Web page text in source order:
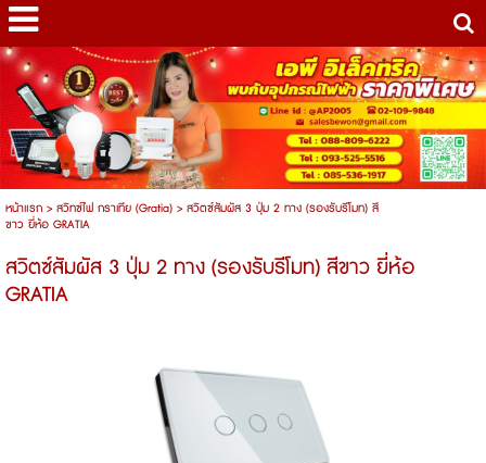
หน้าแรก> สวิทซ์ไฟ กราเทีย (Gratia)> สวิตซ์สัมผัส 3 ปุ่ม 2 ทาง (รองรับรีโมท) สี
ขาว ยี่ห้อ GRATIA
สวิตซ์สัมผัส 3 ปุ่ม 2 ทาง (รองรับรีโมท) สีขาว ยี่ห้อ
GRATIA